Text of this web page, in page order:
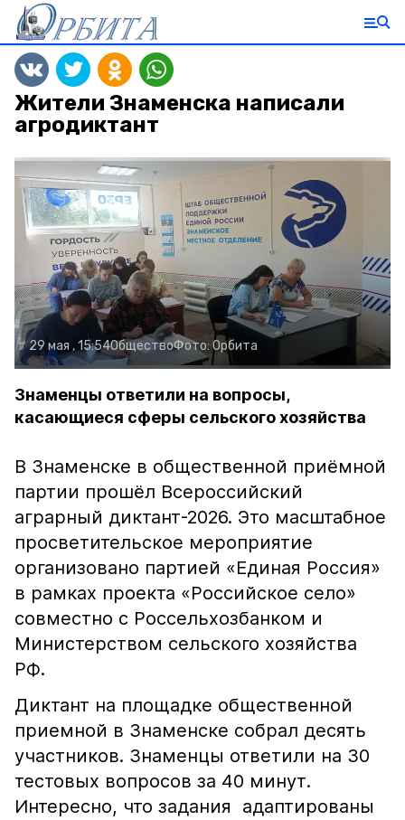
Жители Знаменска написали
агродиктант
29 мая , 15:54ОбществоФото: Орбита
Знаменцы ответили на вопросы,
касающиеся сферы сельского хозяйства
В Знаменске в общественной приёмной
партии прошёл Всероссийский
аграрный диктант-2026. Это масштабное
просветительское мероприятие
организовано партией «Единая Россия»
в рамках проекта «Российское село»
совместно с Россельхозбанком и
Министерством сельского хозяйства
РФ.
Диктант на площадке общественной
приемной в Знаменске собрал десять
участников. Знаменцы ответили на 30
тестовых вопросов за 40 минут.
Интересно, что задания адаптированы